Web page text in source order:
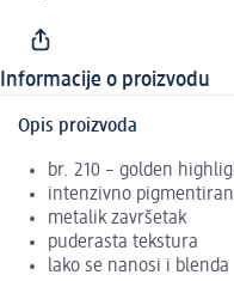
Informacije o proizvodu
Opis proizvoda
br. 210 – golden
intenzivno
metalik završetak
puderasta tekstura
lako se nanosi i blenda